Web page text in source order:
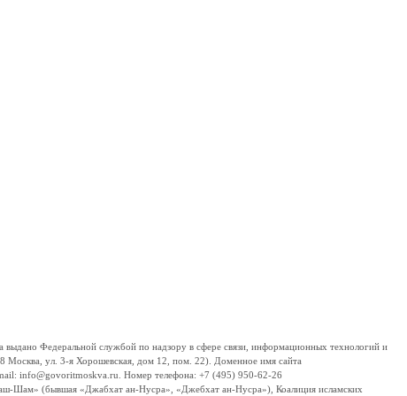
Федеральной службой по надзору в сфере связи, информационных технологий и
ул. 3-я Хорошевская, дом 12, пом. 22). Доменное имя сайта
info@govoritmoskva.ru. Номер телефона: +7 (495) 950-62-26
Шам» (бывшая «Джабхат ан-Нусра», «Джебхат ан-Нусра»), Коалиция исламских